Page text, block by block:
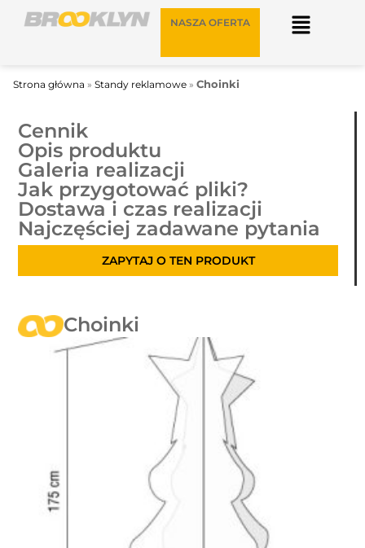
NASZA OFERTA
Strona główna » Standy reklamowe » Choinki
Cennik
Opis produktu
Galeria realizacji
Jak przygotować pliki?
Dostawa i czas realizacji
Najczęściej zadawane pytania
ZAPYTAJ O TEN PRODUKT
Choinki